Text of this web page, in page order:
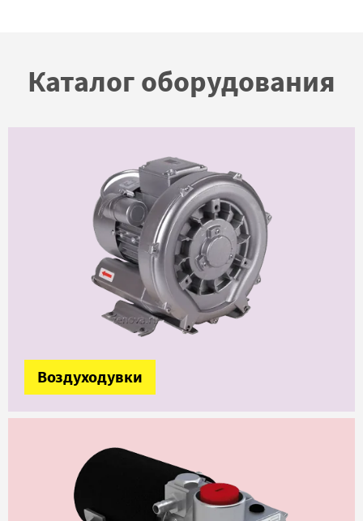
Каталог оборудования
Воздуходувки